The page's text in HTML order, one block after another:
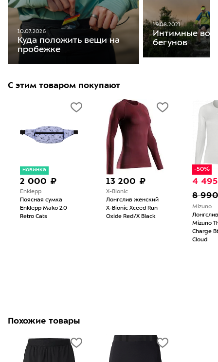
10.07.2026
Куда положить вещи на
пробежке
19.08.2021
Интимные
бегунов
С этим товаром покупают
новинка
2 000 ₽
Enklepp
Поясная сумка
Enklepp Mako 2.0
Retro Cats
13 200 ₽
X-Bionic
Лонгслив женский
X-Bionic Xceed Run
Oxide Red/X Black
-50%
4
8
Mizuno
Mizuno
Charge
Cloud
Похожие товары